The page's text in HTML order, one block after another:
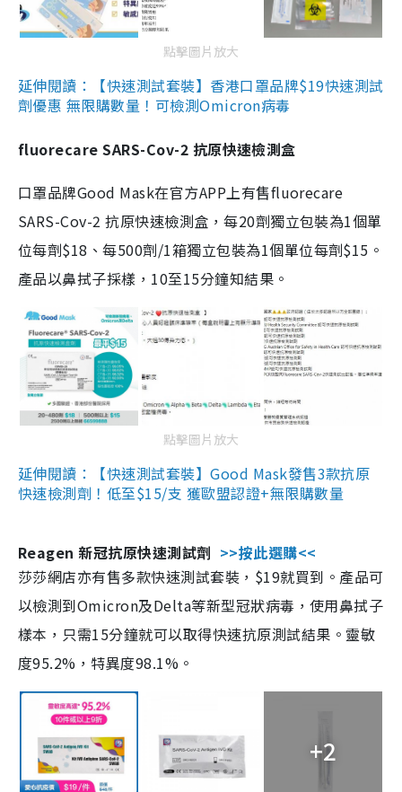
點擊圖片放大
延伸閱讀：【快速測試套裝】香港口罩品牌$19快速測試
劑優惠 無限購數量！可檢測Omicron病毒
fluorecare SARS-Cov-2 抗原快速檢測盒
口罩品牌Good Mask在官方APP上有售fluorecare
SARS-Cov-2 抗原快速檢測盒，每20劑獨立包裝為1個單
位每劑$18、每500劑/1箱獨立包裝為1個單位每劑$15。
產品以鼻拭子採樣，10至15分鐘知結果。
點擊圖片放大
延伸閱讀：【快速測試套裝】Good Mask發售3款抗原
快速檢測劑！低至$15/支 獲歐盟認證+無限購數量
Reagen 新冠抗原快速測試劑 >>按此選購<<
莎莎網店亦有售多款快速測試套裝，$19就買到。產品可
以檢測到Omicron及Delta等新型冠狀病毒，使用鼻拭子
樣本，只需15分鐘就可以取得快速抗原測試結果。靈敏
度95.2%，特異度98.1%。
+2